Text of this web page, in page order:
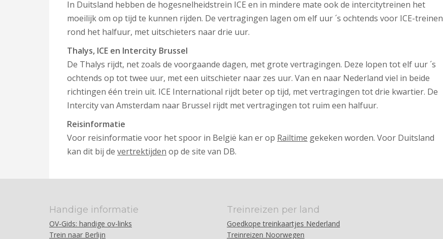
In Duitsland hebben de hogesnelheidstrein ICE en in mindere mate ook de intercitytreinen het
moeilijk om op tijd te kunnen rijden. De vertragingen lagen om elf uur ´s ochtends voor ICE-treinen
rond het halfuur, met uitschieters naar drie uur.
Thalys, ICE en Intercity Brussel
De Thalys rijdt, net zoals de voorgaande dagen, met grote vertragingen. Deze lopen tot elf uur ´s
ochtends op tot twee uur, met een uitschieter naar zes uur. Van en naar Nederland viel in beide
richtingen één trein uit. ICE International rijdt beter op tijd, met vertragingen tot drie kwartier. De
Intercity van Amsterdam naar Brussel rijdt met vertragingen tot ruim een halfuur.
Reisinformatie
Voor reisinformatie voor het spoor in België kan er op Railtime gekeken worden. Voor Duitsland
kan dit bij de vertrektijden op de site van DB.
Handige informatie
OV-Gids: handige ov-links
Trein naar Berlijn
Treinreizen per land
Goedkope treinkaartjes Nederland
Treinreizen Noorwegen